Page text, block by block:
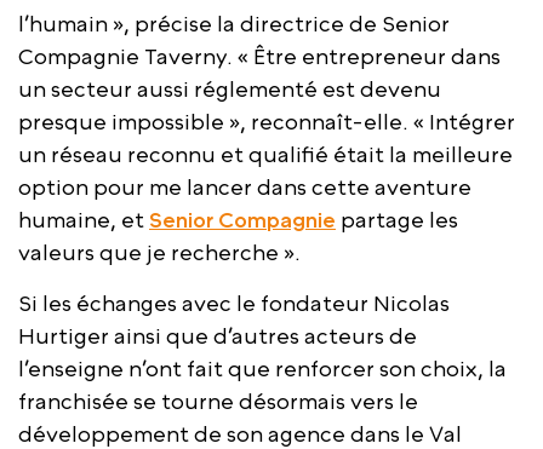
l’humain », précise la directrice de Senior
Compagnie Taverny. « Être entrepreneur dans
un secteur aussi réglementé est devenu
presque impossible », reconnaît-elle. « Intégrer
un réseau reconnu et qualifié était la meilleure
option pour me lancer dans cette aventure
humaine, et Senior Compagnie partage les
valeurs que je recherche ».
Si les échanges avec le fondateur Nicolas
Hurtiger ainsi que d’autres acteurs de
l’enseigne n’ont fait que renforcer son choix, la
franchisée se tourne désormais vers le
développement de son agence dans le Val